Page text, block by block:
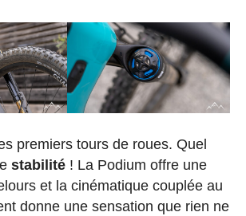
premiers tours de roues. Quel
stabilité ! La Podium offre une
et la cinématique couplée au
donne une sensation que rien ne